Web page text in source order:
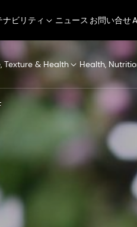
ナビリティ ニュース お問い合せ
Texture & Health Health,